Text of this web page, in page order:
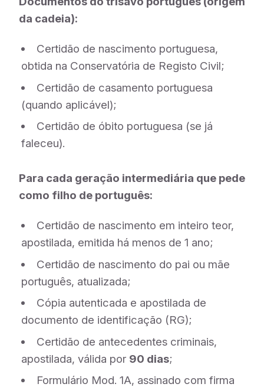
da cadeia):
Certidão de nascimento portuguesa,
obtida na Conservatória de Registo Civil;
Certidão de casamento portuguesa
(quando aplicável);
Certidão de óbito portuguesa (se já
faleceu).
Para cada geração intermediária que pede
como filho de português:
Certidão de nascimento em inteiro teor,
apostilada, emitida há menos de 1 ano;
Certidão de nascimento do pai ou mãe
português, atualizada;
Cópia autenticada e apostilada de
documento de identificação (RG);
Certidão de antecedentes criminais,
apostilada, válida por 90 dias;
Formulário Mod. 1A, assinado com firma